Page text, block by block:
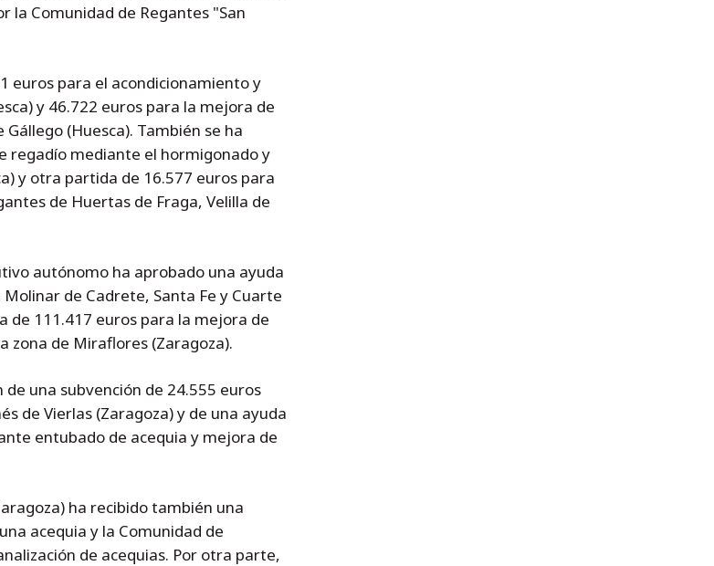
la Comunidad de Regantes "San
euros para el acondicionamiento y
y 46.722 euros para la mejora de
(Huesca). También se ha
regadío mediante el hormigonado y
y otra partida de 16.577 euros para
de Huertas de Fraga, Velilla de
autónomo ha aprobado una ayuda
de Cadrete, Santa Fe y Cuarte
de 111.417 euros para la mejora de
zona de Miraflores (Zaragoza).
una subvención de 24.555 euros
de Vierlas (Zaragoza) y de una ayuda
entubado de acequia y mejora de
ha recibido también una
acequia y la Comunidad de
de acequias. Por otra parte,